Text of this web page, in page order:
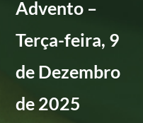
Advento –
Terça-feira, 9
de Dezembro
de 2025